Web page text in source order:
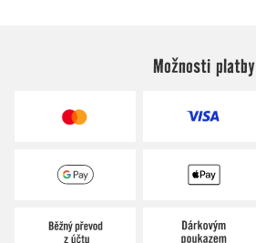
Možnosti platby